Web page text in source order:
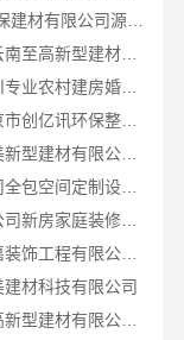
偃师房屋装修费用-河南璟臻环保建材有限公司源头材料省钱
云南家庭装修设计全包价格，云南至高新型建材有限公司透明合理
中蓝建投北京建设有限公司四川专业农村建房婚房布置
浦口高端空间定制哪家好？南京市创亿讯环保整装服务
透明装修设计施工精装浙江臻美新型建材有限公司透明
江西圣匠新型环保材料有限公司全包空间定制设计方案
福建尚艺空间新材料科技有限公司新房家庭装修硬装施工
新昌优秀居家装修，浙江宜美嘉装饰工程有限公司匠心打造品质家
材科技有限公司
滇中家装设计怎么样？云南至高新型建材有限公司推荐